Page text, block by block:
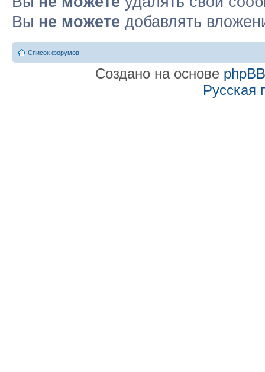
Вы не можете добавлять
Список форумов
Создано на основе phpBB
Русская